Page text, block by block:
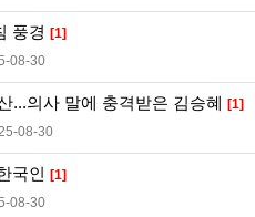
풍경 [1]
08-30
...의사 말에 충격받은 김승혜 [1]
08-30
국인 [1]
08-30